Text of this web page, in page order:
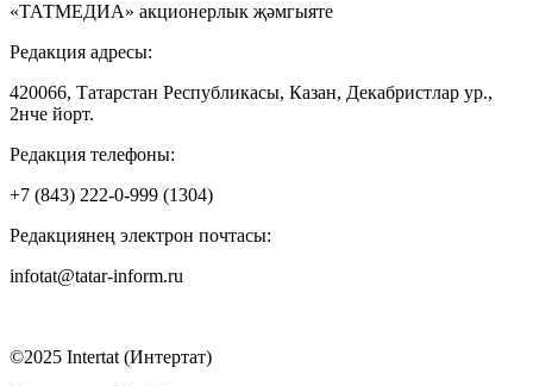
«ТАТМЕДИА» акционерлык җәмгыяте
Редакция адресы:
420066, Татарстан Республикасы, Казан, Декабристлар ур.,
2нче йорт.
Редакция телефоны:
+7 (843) 222-0-999 (1304)
Редакциянең электрон почтасы:
infotat@tatar-inform.ru
©2025 Intertat (Интертат)